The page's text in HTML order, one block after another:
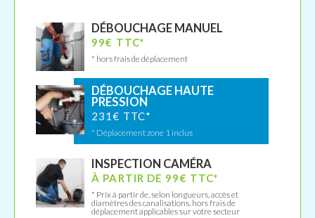
DÉBOUCHAGE MANUEL
99€ TTC*
* hors frais de déplacement
DÉBOUCHAGE HAUTE
PRESSION
231€ TTC*
* Déplacement zone 1 inclus
INSPECTION CAMÉRA
À PARTIR DE 99€ TTC*
* Prix à partir de, selon longueurs, accès et
diamètres des canalisations, hors frais de
déplacement applicables sur votre secteur